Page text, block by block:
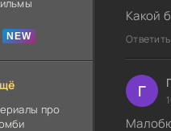
про
Какой
Ответить
Г